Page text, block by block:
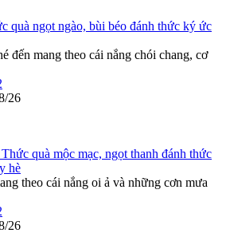
quà ngọt ngào, bùi béo đánh thức ký ức
đến mang theo cái nắng chói chang, cơ
26
quà mộc mạc, ngọt thanh đánh thức
hè
theo cái nắng oi ả và những cơn mưa
26